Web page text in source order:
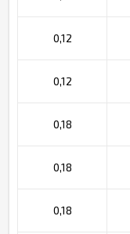
0,12
0,12
0,18
0,18
0,18